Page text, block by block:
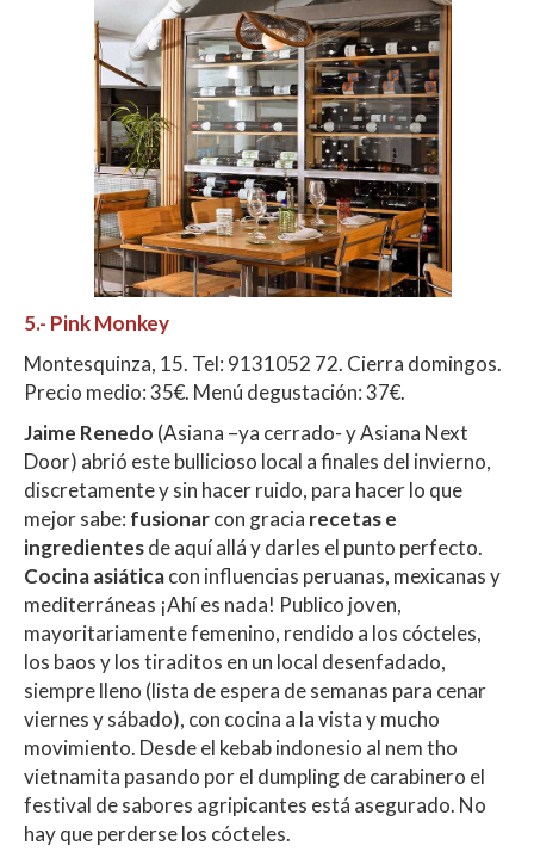
5.- Pink Monkey
Montesquinza, 15. Tel: 9131052 72. Cierra domingos.
Precio medio: 35€. Menú degustación: 37€.
Jaime Renedo (Asiana –ya cerrado- y Asiana Next
Door) abrió este bullicioso local a finales del invierno,
discretamente y sin hacer ruido, para hacer lo que
mejor sabe: fusionarcon gracia recetas e
ingredientesde aquí allá y darles el punto perfecto.
Cocina asiáticacon influencias peruanas, mexicanas y
mediterráneas ¡Ahí es nada! Publico joven,
mayoritariamente femenino, rendido a los cócteles,
los baos y los tiraditos en un local desenfadado,
siempre lleno (lista de espera de semanas para cenar
viernes y sábado), con cocina a la vista y mucho
movimiento. Desde el kebab indonesio al nem tho
vietnamita pasando por el dumpling de carabinero el
festival de sabores agripicantes está asegurado. No
hay que perderse los cócteles.